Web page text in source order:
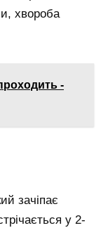
хвороба
-
зачіпає
у 2-